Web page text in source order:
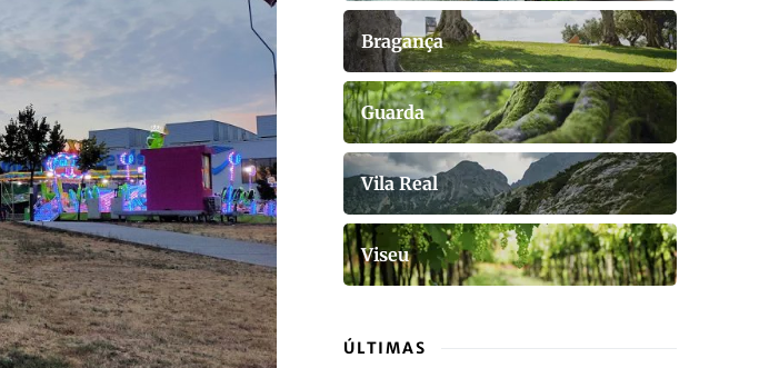
Bragança
Guarda
Vila Real
Viseu
ÚLTIMAS